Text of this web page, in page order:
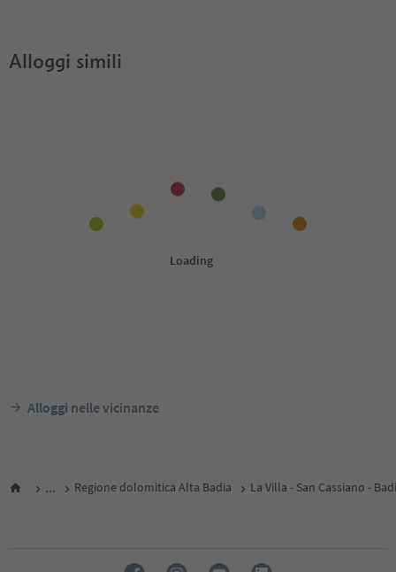
Alloggi simili
Alloggi nelle vicinanze
... Regione dolomitica Alta Badia La Villa - San Cassiano -